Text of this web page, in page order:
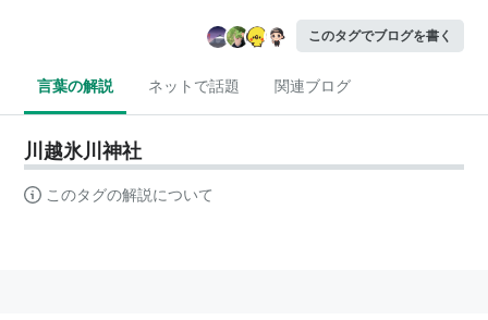
このタグでブログを書く
言葉の解説 ネットで話題 関連ブログ
川越氷川神社
このタグの解説について